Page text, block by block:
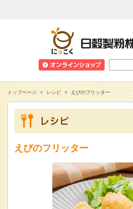
トップページ > レシピ > えびのフリッター
えびのフリッター